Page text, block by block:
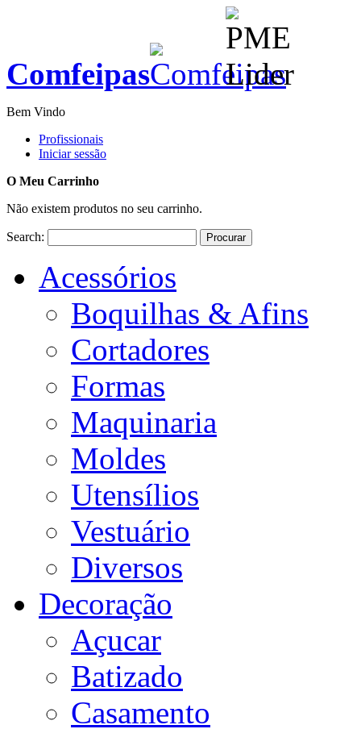
Comfeipas
Bem Vindo
Profissionais
Iniciar sessão
O Meu Carrinho
Não existem produtos no seu carrinho.
Search: Procurar
Acessórios
Boquilhas & Afins
Cortadores
Formas
Maquinaria
Moldes
Utensílios
Vestuário
Diversos
Decoração
Açucar
Batizado
Casamento